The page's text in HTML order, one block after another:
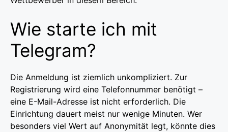
Wie starte ich mit
Telegram?
Die Anmeldung ist ziemlich unkompliziert. Zur
Registrierung wird eine Telefonnummer benötigt –
eine E-Mail-Adresse ist nicht erforderlich. Die
Einrichtung dauert meist nur wenige Minuten. Wer
besonders viel Wert auf Anonymität legt, könnte dies